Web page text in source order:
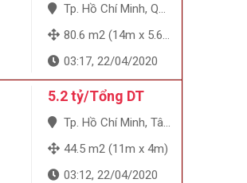
Tp. Hồ Chí Minh, Quận 9
80.6 m2 (14m x 5.6m)
03:17, 22/04/2020
5.2 tỷ/Tổng DT
Tp. Hồ Chí Minh, Tân Phú
44.5 m2 (11m x 4m)
03:12, 22/04/2020